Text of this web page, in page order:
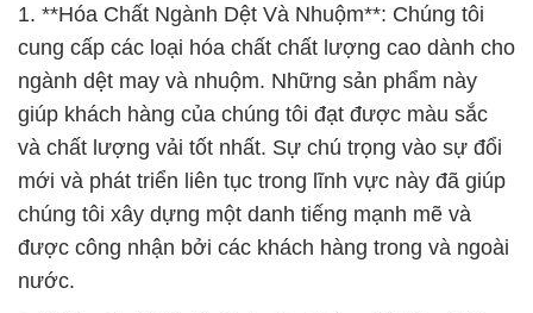
1. **Hóa Chất Ngành Dệt Và Nhuộm**: Chúng tôi
cung cấp các loại hóa chất chất lượng cao dành cho
ngành dệt may và nhuộm. Những sản phẩm này
giúp khách hàng của chúng tôi đạt được màu sắc
và chất lượng vải tốt nhất. Sự chú trọng vào sự đổi
mới và phát triển liên tục trong lĩnh vực này đã giúp
chúng tôi xây dựng một danh tiếng mạnh mẽ và
được công nhận bởi các khách hàng trong và ngoài
nước.